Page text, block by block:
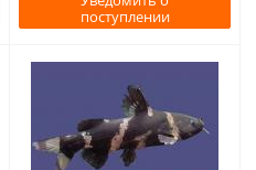
поступлении